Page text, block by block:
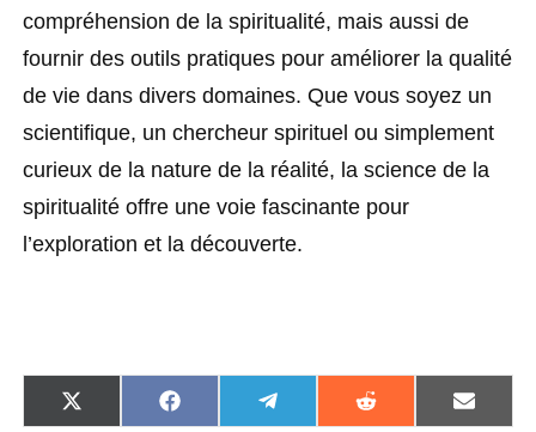
compréhension de la spiritualité, mais aussi de
fournir des outils pratiques pour améliorer la qualité
de vie dans divers domaines. Que vous soyez un
scientifique, un chercheur spirituel ou simplement
curieux de la nature de la réalité, la science de la
spiritualité offre une voie fascinante pour
l’exploration et la découverte.
S
S
S
S
S